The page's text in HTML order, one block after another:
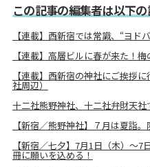
この記事の編集者は以下
【連載】西新宿では常識、“ヨド
【連載】高層ビルに春が来た！
【連載】西新宿の神社にご挨拶
社周辺）
十二社熊野神社、十二社弁財天
【新宿／熊野神社】７月は夏詣
【新宿／七夕】7月1日（木）～
冊に願いを込める！